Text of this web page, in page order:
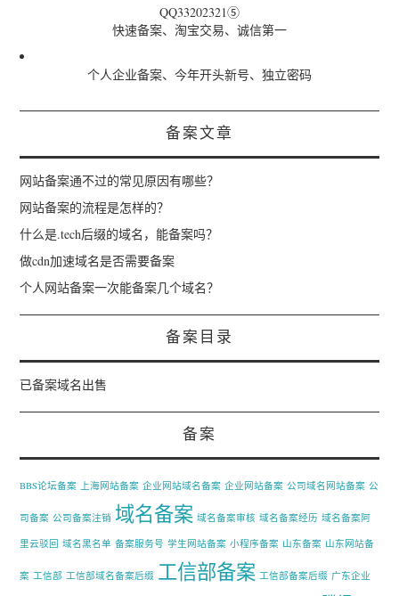
QQ33202321⑤
快速备案、淘宝交易、诚信第一
个人企业备案、今年开头新号、独立密码
备案文章
网站备案通不过的常见原因有哪些？
网站备案的流程是怎样的？
什么是.tech后缀的域名，能备案吗？
做cdn加速域名是否需要备案
个人网站备案一次能备案几个域名？
备案目录
已备案域名出售
备案
BBS论坛备案 上海网站备案 企业网站域名备案 企业网站备案 公司域名网站备案 公
司备案 公司备案注销 域名备案 域名备案审核 域名备案经历 域名备案阿
里云驳回 域名黑名单 备案服务号 学生网站备案 小程序备案 山东备案 山东网站备
案 工信部 工信部域名备案后缀 工信部备案 工信部备案后缀 广东企业